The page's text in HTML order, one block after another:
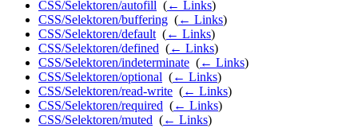
CSS/Selektoren/autofill (← Links)
CSS/Selektoren/buffering (← Links)
CSS/Selektoren/default (← Links)
CSS/Selektoren/defined (← Links)
CSS/Selektoren/indeterminate (← Links)
CSS/Selektoren/optional (← Links)
CSS/Selektoren/read-write (← Links)
CSS/Selektoren/required (← Links)
CSS/Selektoren/muted (← Links)